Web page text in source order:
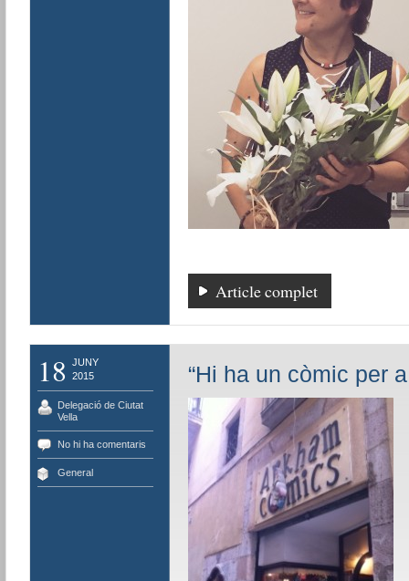
Article complet
18
JUNY
2015
Delegació de Ciutat
Vella
No hi ha comentaris
General
“Hi ha un còmic per